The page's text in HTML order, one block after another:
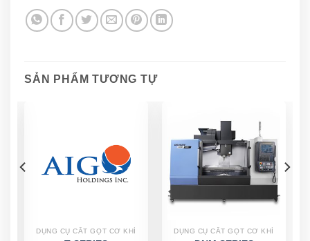
SẢN PHẨM TƯƠNG TỰ
DỤNG CỤ CẮT GỌT CƠ KHÍ DỤNG CỤ CẮT GỌT CƠ KHÍ